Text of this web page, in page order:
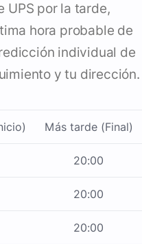
UPS por la tarde,
hora probable de
individual de
y tu dirección.
Más tarde (Final)
20:00
20:00
20:00